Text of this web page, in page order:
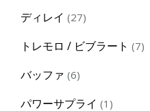
ディレイ 2727
トレモロ / ビブラート 77
バッファ 66
パワーサプライ 1 1